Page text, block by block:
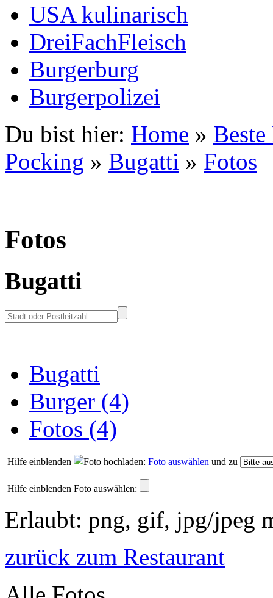
USA kulinarisch
DreiFachFleisch
Burgerburg
Burgerpolizei
Du bist hier: Home »
Pocking » Bugatti » Fotos
Fotos
Bugatti
Bugatti
Burger (4)
Fotos (4)
Hilfe einblenden Foto auswählen und zu
Hilfe einblenden Foto auswählen:
Erlaubt: png, gif, jpg/jpeg
zurück zum Restaurant